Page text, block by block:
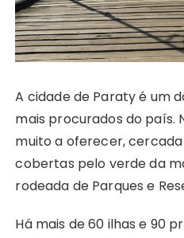
A cidade de Paraty é um
mais procurados do país.
muito a oferecer,
cobertas pelo verde da
rodeada de Parques e
Há mais de 60 ilhas e 90